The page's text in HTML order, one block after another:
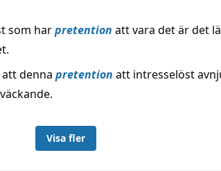
som harpretention att vara det är det
denna pretention att intresselöst
Visa fler